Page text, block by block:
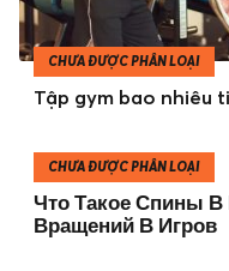
CHƯA ĐƯỢC PHÂN LOẠI
Tập gym bao nhiêu
CHƯA ĐƯỢC PHÂN LOẠI
Что Такое Спины В
Вращений В Игров